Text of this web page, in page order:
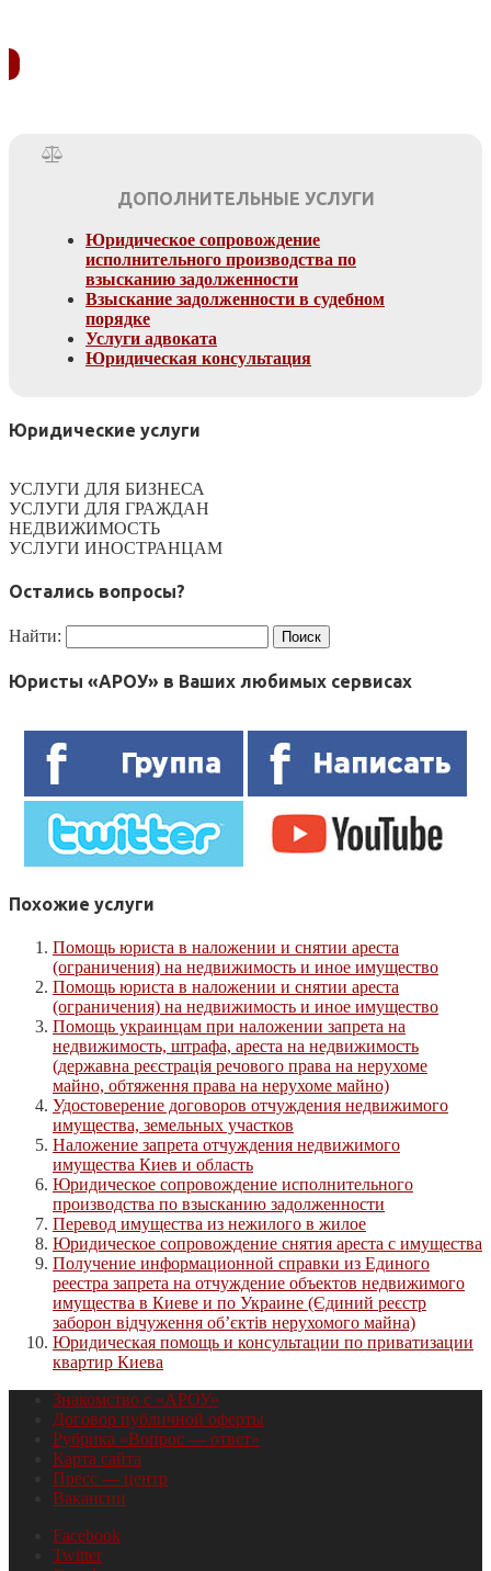
ДОПОЛНИТЕЛЬНЫЕ УСЛУГИ
Юридическое сопровождение
исполнительного производства по
взысканию задолженности
Взыскание задолженности в судебном
порядке
Услуги адвоката
Юридическая консультация
Юридические услуги
УСЛУГИ ДЛЯ БИЗНЕСА
УСЛУГИ ДЛЯ ГРАЖДАН
НЕДВИЖИМОСТЬ
УСЛУГИ ИНОСТРАНЦАМ
Остались вопросы?
Найти:
Юристы «АРОУ» в Ваших любимых сервисах
Похожие услуги
Помощь юриста в наложении и снятии ареста
(ограничения) на недвижимость и иное имущество
Помощь юриста в наложении и снятии ареста
(ограничения) на недвижимость и иное имущество
Помощь украинцам при наложении запрета на
недвижимость, штрафа, ареста на недвижимость
(державна реєстрація речового права на нерухоме
майно, обтяження права на нерухоме майно)
Удостоверение договоров отчуждения недвижимого
имущества, земельных участков
Наложение запрета отчуждения недвижимого
имущества Киев и область
Юридическое сопровождение исполнительного
производства по взысканию задолженности
Перевод имущества из нежилого в жилое
Юридическое сопровождение снятия ареста с имущества
Получение информационной справки из Единого
реестра запрета на отчуждение объектов недвижимого
имущества в Киеве и по Украине (Єдиний реєстр
заборон відчуження об’єктів нерухомого майна)
Юридическая помощь и консультации по приватизации
квартир Киева
Знакомство с «АРОУ»
Договор публичной оферты
Рубрика «Вопрос — ответ»
Карта сайта
Пресс — центр
Вакансии
Facebook
Twitter